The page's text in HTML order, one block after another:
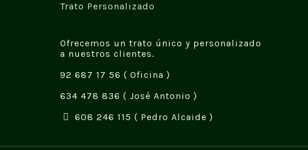
Trato Personalizado
Ofrecemos un trato único y personalizado
a nuestros clientes.
92 687 17 56 ( Oficina )
634 478 836 ( José Antonio )
608 246 115 ( Pedro Alcaide )